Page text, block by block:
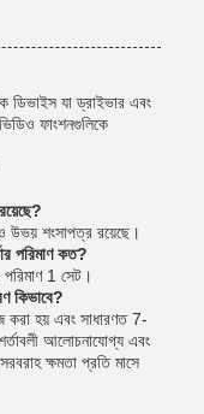
ডিভাইস যা ড্রাইভার এবং
ফাংশনগুলিকে
উভয় শংসাপত্র রয়েছে।
পরিমাণ কত?
পরিমাণ 1 সেট।
কিভাবে?
করা হয় এবং সাধারণত 7-
আলোচনাযোগ্য এবং
ক্ষমতা প্রতি মাসে